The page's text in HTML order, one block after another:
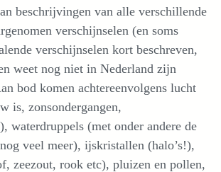
beschrijvingen van alle verschillende
verschijnselen (en soms
verschijnselen kort beschreven,
weet nog niet in Nederland zijn
bod komen achtereenvolgens lucht
is, zonsondergangen,
waterdruppels (met onder andere de
veel meer), ijskristallen (halo’s!),
zeezout, rook etc), pluizen en pollen,